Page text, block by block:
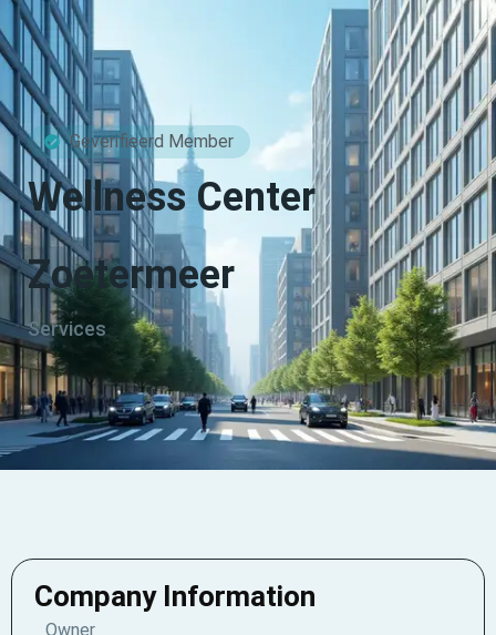
Geverifieerd Member
Wellness Center
Zoetermeer
Services
Company Information
Owner